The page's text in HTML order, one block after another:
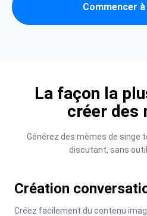
Commencer
La façon la
créer des
Générez des mèmes de singe
discutant, sans
Création
Créez facilement du contenu